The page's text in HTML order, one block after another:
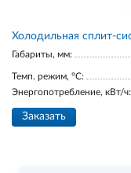
Холодильная сплит-
Габариты, мм:
Темп. режим, °С:
Энергопотребление, кВт/ч:
Заказать